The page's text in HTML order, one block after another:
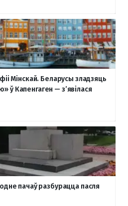
Мінскай. Беларусы зладзяць
ў Капенгаген — з’явілася
пачаў разбурацца пасля